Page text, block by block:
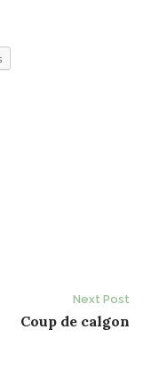
Next Post
Coup de calgon